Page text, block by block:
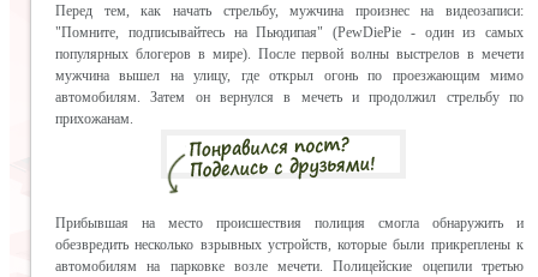
Перед тем, как начать стрельбу, мужчина произнес на видеозаписи:
"Помните, подписывайтесь на Пьюдипая" (PewDiePie - один из самых
популярных блогеров в мире). После первой волны выстрелов в мечети
мужчина вышел на улицу, где открыл огонь по проезжающим мимо
автомобилям. Затем он вернулся в мечеть и продолжил стрельбу по
прихожанам.
Прибывшая на место происшествия полиция смогла обнаружить и
обезвредить несколько взрывных устройств, которые были прикреплены к
автомобилям на парковке возле мечети. Полицейские оцепили третью